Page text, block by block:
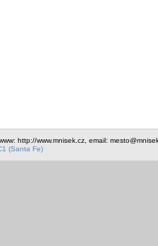
http://www.mnisek.cz, email:
(Santa Fe)